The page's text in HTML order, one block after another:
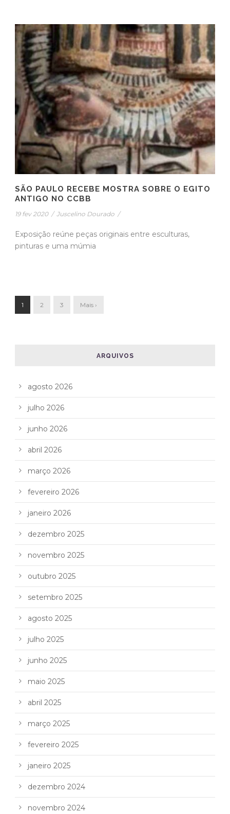
SÃO PAULO RECEBE MOSTRA SOBRE O EGITO
ANTIGO NO CCBB
19 fev 2020 / Juscelino Dourado /
Exposição reúne peças originais entre esculturas,
pinturas e uma múmia
1 2 3 Mais ›
ARQUIVOS
agosto 2026
julho 2026
junho 2026
abril 2026
março 2026
fevereiro 2026
janeiro 2026
dezembro 2025
novembro 2025
outubro 2025
setembro 2025
agosto 2025
julho 2025
junho 2025
maio 2025
abril 2025
março 2025
fevereiro 2025
janeiro 2025
dezembro 2024
novembro 2024